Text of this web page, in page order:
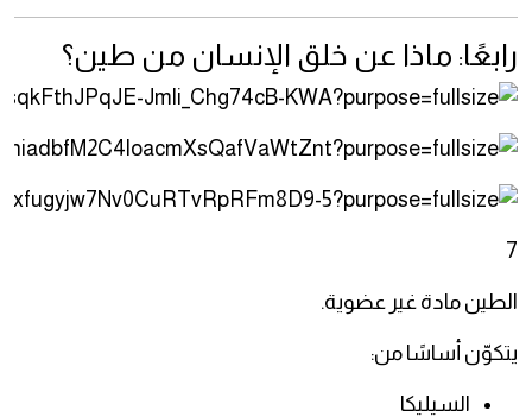
رابعًا: ماذا عن خلق الإنسان من طين؟
7
الطين مادة غير عضوية.
يتكوّن أساسًا من:
السيليكا